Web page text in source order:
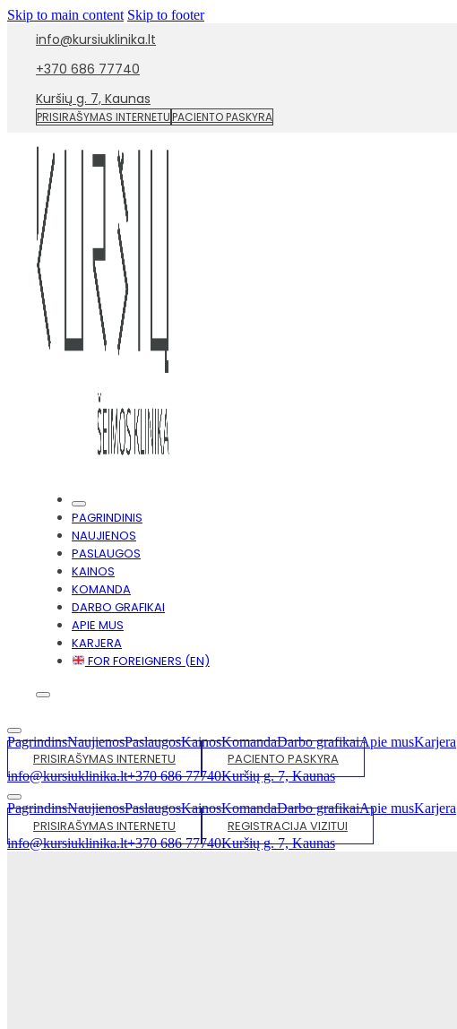
Skip to main content Skip to footer
info@kursiuklinika.lt
+370 686 77740
Kuršių g. 7, Kaunas
PRISIRAŠYMAS INTERNETUPACIENTO PASKYRA
PAGRINDINIS
NAUJIENOS
PASLAUGOS
KAINOS
KOMANDA
DARBO GRAFIKAI
APIE MUS
KARJERA
FOR FOREIGNERS (EN)
PagrindinsNaujienosPaslaugosKainosKomandaDarbo grafikaiApie musKarjera
PRISIRAŠYMAS INTERNETU PACIENTO PASKYRA
info@kursiuklinika.lt+370 686 77740Kuršių g. 7, Kaunas
PagrindinsNaujienosPaslaugosKainosKomandaDarbo grafikaiApie musKarjera
PRISIRAŠYMAS INTERNETU REGISTRACIJA VIZITUI
info@kursiuklinika.lt+370 686 77740Kuršių g. 7, Kaunas